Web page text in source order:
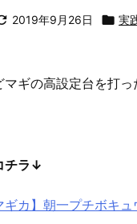
2019年9月26日  実
ギの高設定台を打っ
チラ↓
ギカ】朝一プチボキ